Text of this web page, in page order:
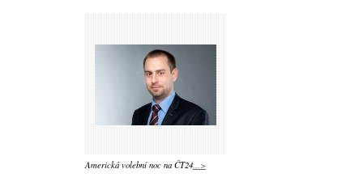
Americká volební noc na ČT24...>